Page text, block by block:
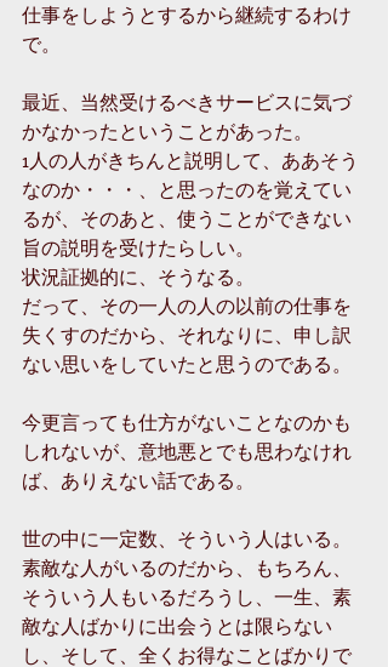
仕事をしようとするから継続するわけ
で。
最近、当然受けるべきサービスに気づ
かなかったということがあった。
1人の人がきちんと説明して、ああそう
なのか・・・、と思ったのを覚えてい
るが、そのあと、使うことができない
旨の説明を受けたらしい。
状況証拠的に、そうなる。
だって、その一人の人の以前の仕事を
失くすのだから、それなりに、申し訳
ない思いをしていたと思うのである。
今更言っても仕方がないことなのかも
しれないが、意地悪とでも思わなけれ
ば、ありえない話である。
世の中に一定数、そういう人はいる。
素敵な人がいるのだから、もちろん、
そういう人もいるだろうし、一生、素
敵な人ばかりに出会うとは限らない
し、そして、全くお得なことばかりで